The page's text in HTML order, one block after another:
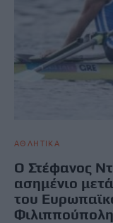
ΑΘΛΗΤΙΚΑ
Ο Στέφανος
ασημένιο
του